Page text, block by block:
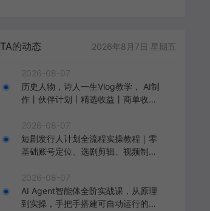
TA的动态 2026年8月7日 星期五
2026-08-07
历史人物，诗人一生Vlog教学， AI制
作丨伙伴计划丨精选收益丨商单收徒
2026-08-07
短剧发行人计划全流程实操教程｜零
基础账号定位、选剧剪辑、视频制
2026-08-07
AI Agent智能体全阶实战课，从原理
到实操，手把手搭建可自动运行的AI